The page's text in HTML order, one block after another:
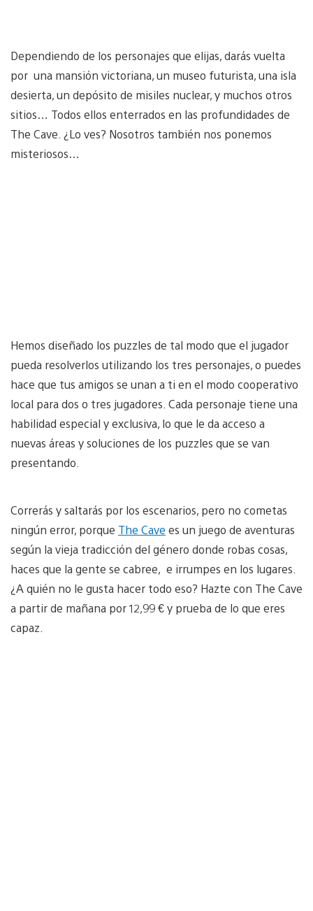
Dependiendo de los personajes que elijas, darás vuelta
por una mansión victoriana, un museo futurista, una isla
desierta, un depósito de misiles nuclear, y muchos otros
sitios… Todos ellos enterrados en las profundidades de
The Cave. ¿Lo ves? Nosotros también nos ponemos
misteriosos…
Hemos diseñado los puzzles de tal modo que el jugador
pueda resolverlos utilizando los tres personajes, o puedes
hace que tus amigos se unan a ti en el modo cooperativo
local para dos o tres jugadores. Cada personaje tiene una
habilidad especial y exclusiva, lo que le da acceso a
nuevas áreas y soluciones de los puzzles que se van
presentando.
Correrás y saltarás por los escenarios, pero no cometas
ningún error, porque The Cave es un juego de aventuras
según la vieja tradicción del género donde robas cosas,
haces que la gente se cabree, e irrumpes en los lugares.
¿A quién no le gusta hacer todo eso? Hazte con The Cave
a partir de mañana por 12,99 € y prueba de lo que eres
capaz.